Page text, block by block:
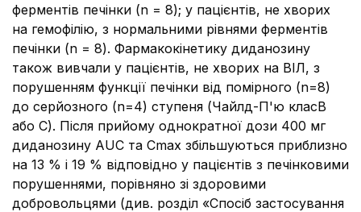
ферментів печінки (n = 8); у пацієнтів, не хворих
на гемофілію, з нормальними рівнями ферментів
печінки (n = 8). Фармакокінетику диданозину
також вивчали у пацієнтів, не хворих на ВІЛ, з
порушенням функції печінки від помірного (n=8)
до серйозного (n=4) ступеня (Чайлд-П'ю класB
або C). Після прийому однократної дози 400 мг
диданозину AUC та Сmax збільшуються приблизно
на 13 % і 19 % відповідно у пацієнтів з печінковими
порушеннями, порівняно зі здоровими
добровольцями (див. розділ «Спосіб застосування